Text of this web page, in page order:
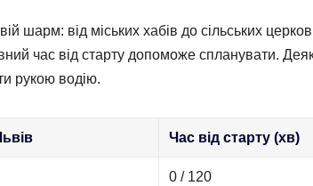
шарм: від міських хабів до сільських церков
час від старту допоможе спланувати.
рукою водію.
Час від старту (хв)
0 / 120